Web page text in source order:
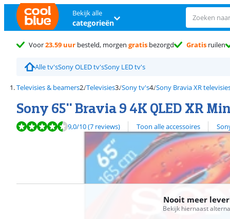
Bekijk alle
categorieën
Voor23.59 uur besteld, morgen gratis bezorgd Gratis ruilen
Alle tv'sSony OLED tv'sSony LED tv's
Televisies & beamers Televisies Sony tv's Sony Bravia XR
Sony 65'' Bravia 9 4K QLED XR
Beoordeling is 9,0 van de 10, gebaseerd op 7 reviews.
9,0/10(7 reviews) Toon alle accessoires
Bekijk alle
Nooit meer
Bekijk hiernaast